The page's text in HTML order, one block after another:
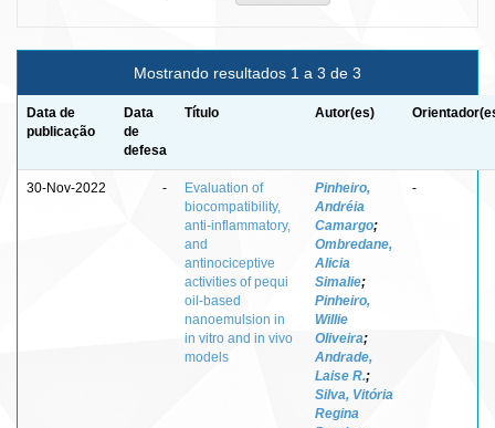
Mostrando resultados 1 a 3 de 3
Data de
publicação
Data
de
defesa
Título Autor(es)
30-Nov-2022 -
Evaluation of
biocompatibility,
anti-inflammatory,
and
antinociceptive
activities of pequi
oil-based
nanoemulsion in
in vitro and in vivo
models
Pinheiro,
Andréia
Camargo;
Ombredane,
Alicia
Simalie;
Pinheiro,
Willie
Oliveira;
Andrade,
Laise R.;
Silva, Vitória
Regina
-